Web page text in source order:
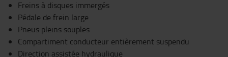
Freins à disques immergés
Pédale de frein large
Pneus pleins souples
Compartiment conducteur entièrement suspendu
Direction assistée hydraulique